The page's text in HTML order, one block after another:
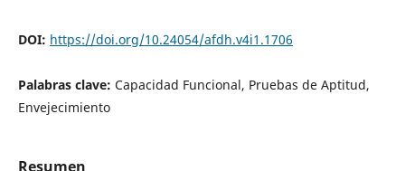
DOI: https://doi.org/10.24054/afdh.v4i1.1706
Palabras clave: Capacidad Funcional, Pruebas de Aptitud,
Envejecimiento
Resumen